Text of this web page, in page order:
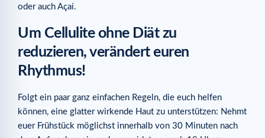
oder auch Açaí.
Um Cellulite ohne Diät zu
reduzieren, verändert euren
Rhythmus!
Folgt ein paar ganz einfachen Regeln, die euch helfen
können, eine glatter wirkende Haut zu unterstützen: Nehmt
euer Frühstück möglichst innerhalb von 30 Minuten nach